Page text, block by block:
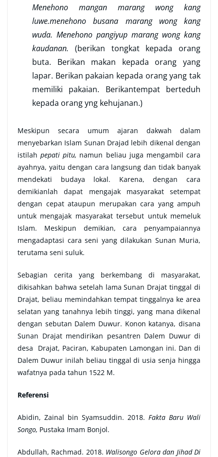
Menehono mangan marang wong kang
luwe.menehono busana marang wong kang
wuda. Menehono pangiyup marang wong kang
kaudanan. (berikan tongkat kepada orang
buta. Berikan makan kepada orang yang
lapar. Berikan pakaian kepada orang yang tak
memiliki pakaian. Berikantempat berteduh
kepada orang yng kehujanan.)
Meskipun secara umum ajaran dakwah dalam
menyebarkan Islam Sunan Drajad lebih dikenal dengan
istilahpepati pitu, namun beliau juga mengambil cara
ayahnya, yaitu dengan cara langsung dan tidak banyak
mendekati budaya lokal. Karena, dengan cara
demikianlah dapat mengajak masyarakat setempat
dengan cepat ataupun merupakan cara yang ampuh
untuk mengajak masyarakat tersebut untuk memeluk
Islam. Meskipun demikian, cara penyampaiannya
mengadaptasi cara seni yang dilakukan Sunan Muria,
terutama seni suluk.
Sebagian cerita yang berkembang di masyarakat,
dikisahkan bahwa setelah lama Sunan Drajat tinggal di
Drajat, beliau memindahkan tempat tinggalnya ke area
selatan yang tanahnya lebih tinggi, yang mana dikenal
dengan sebutan Dalem Duwur. Konon katanya, disana
Sunan Drajat mendirikan pesantren Dalem Duwur di
desa Drajat, Paciran, Kabupaten Lamongan ini. Dan di
Dalem Duwur inilah beliau tinggal di usia senja hingga
wafatnya pada tahun 1522 M.
Referensi
Abidin, Zainal bin Syamsuddin. 2018. Fakta Baru Wali
Songo, Pustaka Imam Bonjol.
Abdullah, Rachmad. 2018. Walisongo Gelora dan Jihad Di